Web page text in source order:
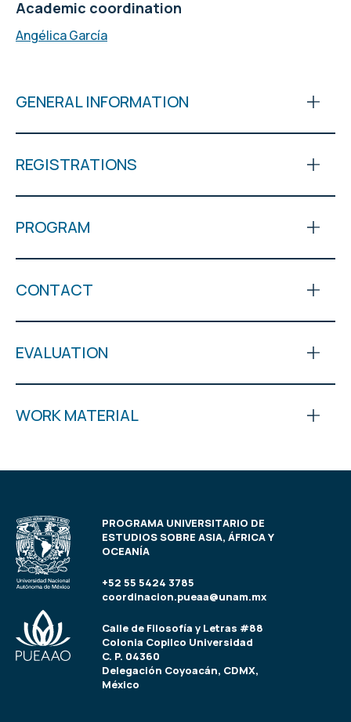
Academic coordination
Angélica García
GENERAL INFORMATION
REGISTRATIONS
PROGRAM
CONTACT
EVALUATION
WORK MATERIAL
PROGRAMA UNIVERSITARIO DE
ESTUDIOS SOBRE ASIA, ÁFRICA Y
OCEANÍA
+52 55 5424 3785
coordinacion.pueaa@unam.mx
Calle de Filosofía y Letras #88
Colonia Copilco Universidad
C. P. 04360
Delegación Coyoacán, CDMX,
México